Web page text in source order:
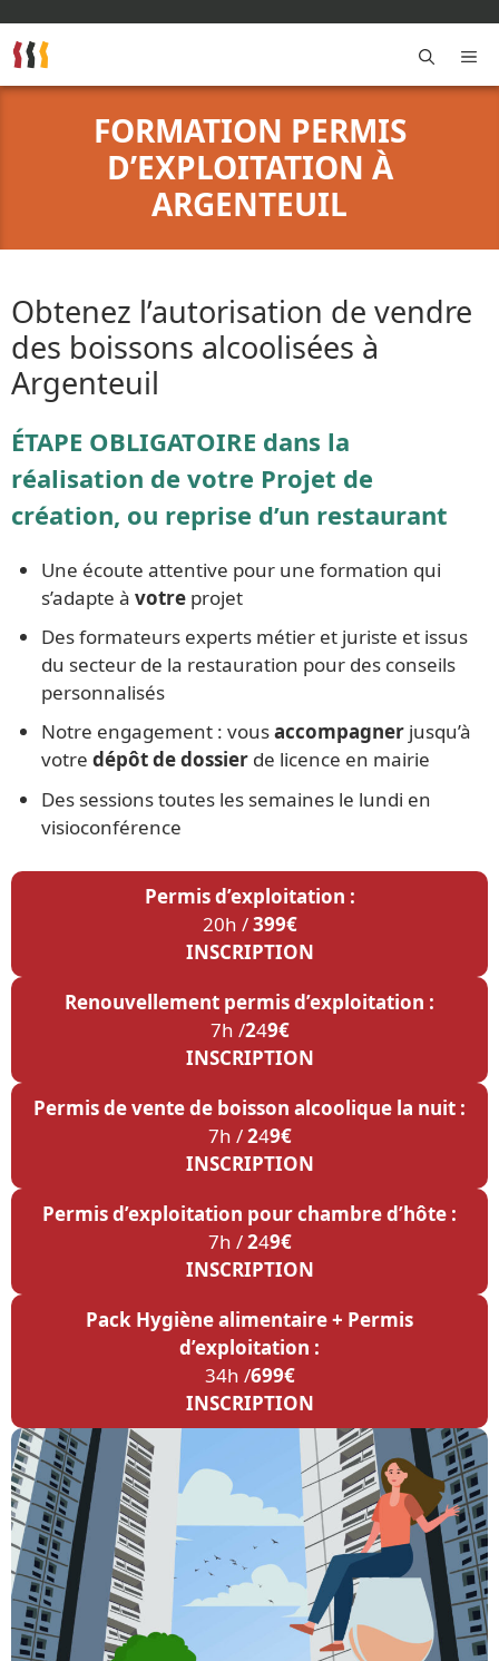
au
contenu
FORMATION PERMIS
D’EXPLOITATION À
ARGENTEUIL
Obtenez l’autorisation de vendre
des boissons alcoolisées à
Argenteuil
ÉTAPE OBLIGATOIRE dans la
réalisation de votre Projet de
création, ou reprise d’un restaurant
Une écoute attentive pour une formation qui
s’adapte àvotre projet
Des formateurs experts métier et juriste et issus
du secteur de la restauration pour des conseils
personnalisés
Notre engagement : vousaccompagner jusqu’à
votredépôt de dossier de licence en mairie
Des sessions toutes les semaines le lundi en
visioconférence
Permis d’exploitation :
20h /399€
INSCRIPTION
Renouvellement permis d’exploitation :
7h /249€
INSCRIPTION
Permis de vente de boisson alcoolique la nuit :
7h /249€
INSCRIPTION
Permis d’exploitation pour chambre d’hôte :
7h /249€
INSCRIPTION
Pack Hygiène alimentaire + Permis
d’exploitation :
34h /699€
INSCRIPTION